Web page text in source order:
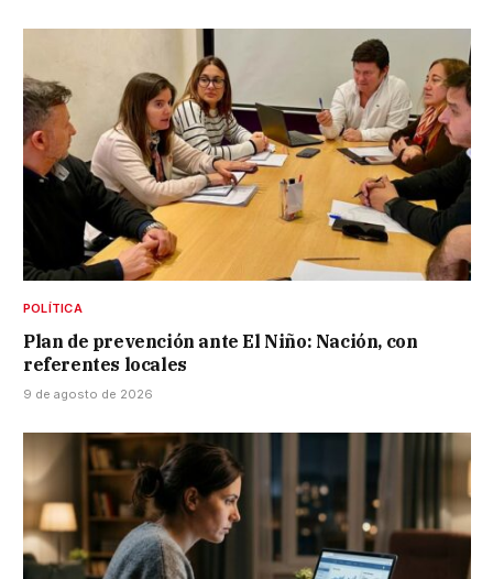
POLÍTICA
Plan de prevención ante El Niño: Nación, con
referentes locales
9 de agosto de 2026